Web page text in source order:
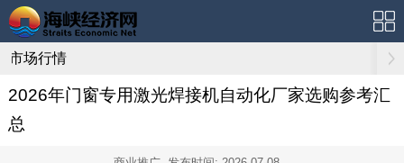
市场行情
2026年门窗专用激光焊接机自动化厂家选购参考汇
总